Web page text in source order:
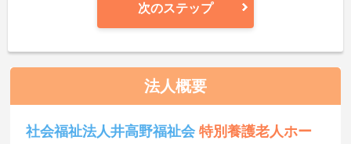
次のステップ
法人概要
社会福祉法人井高野福祉会特別養護老人ホー